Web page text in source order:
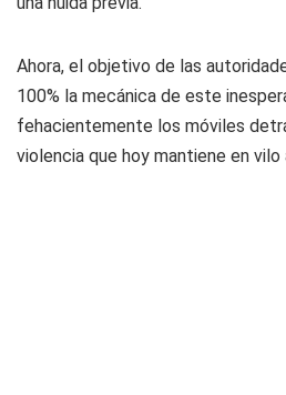
Ahora, el objetivo de las
100% la mecánica de este
fehacientemente los móviles
violencia que hoy mantiene en vilo